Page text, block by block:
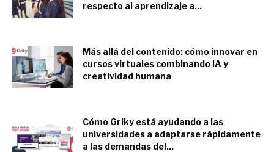
respecto al aprendizaje a...
Más allá del contenido: cómo innovar en
cursos virtuales combinando IA y
creatividad humana
Cómo Griky está ayudando a las
universidades a adaptarse rápidamente
a las demandas del...